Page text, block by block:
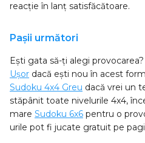
reacție în lanț satisfăcătoare.
Pașii următori
Ești gata să-ți alegi
Ușor dacă ești nou în acest
Sudoku 4x4 Greu dacă vrei un
stăpânit toate nivelurile 4x4,
mare Sudoku 6x6 pentru o
urile pot fi jucate gratuit pe